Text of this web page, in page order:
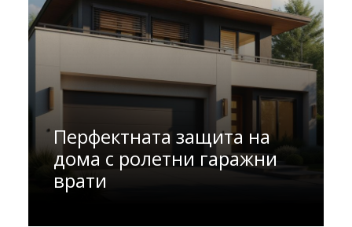
Перфектната защита на
дома с ролетни гаражни
врати